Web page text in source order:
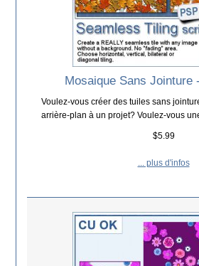
Mosaique Sans Jointure
Voulez-vous créer des tuiles sans
arrière-plan à un projet? Voulez-vous
$5.99
... plus d'infos